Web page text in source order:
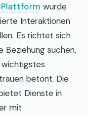
wurde
Interaktionen
Es richtet sich
Beziehung suchen,
wichtigstes
betont. Die
Dienste in
mit